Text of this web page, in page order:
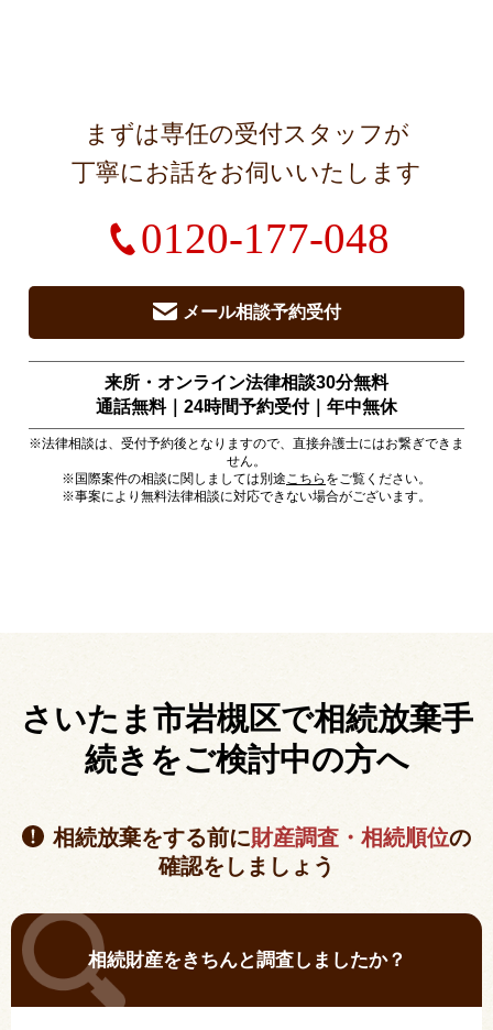
まずは専任の受付スタッフが
丁寧にお話をお伺いいたします
0120-177-048
メール相談予約受付
来所・オンライン法律相談30分無料
通話無料｜24時間予約受付｜ 年中無休
※法律相談は、受付予約後となりますので、直接弁護士にはお繋ぎできま
せん。
※国際案件の相談に関しましては別途こちら をご覧ください。
※事案により無料法律相談に対応できない場合がございます。
さいたま市岩槻区で相続放棄手
続きをご検討中の方へ
相続放棄をする前に財産調査・相続順位の
確認をしましょう
相続財産をきちんと調査しましたか？